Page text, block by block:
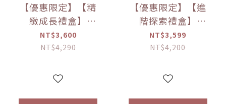
【優惠限定】【精
緻成長禮盒】
little.b餐具成長禮
盒
NT$3,600
NT$4,290
【優惠限定】【進
階探索禮盒】
little.b餐具成長禮
盒
NT$3,599
NT$4,200